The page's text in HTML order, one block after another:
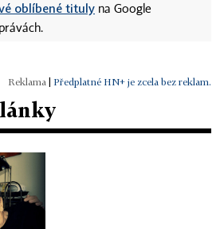
oblíbené tituly na Google
Předplatné HN+ je zcela bez reklam.